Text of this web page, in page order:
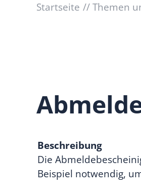
Startseite Themen
Beschreibung
Die
Beispiel notwendig,